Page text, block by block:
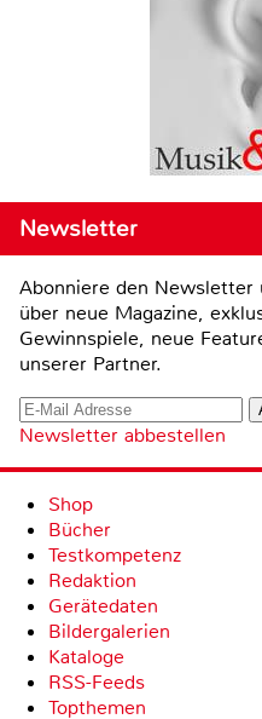
Newsletter
Abonniere den Newsletter
über neue Magazine,
Gewinnspiele, neue
unserer Partner.
Newsletter abbestellen
Shop
Bücher
Testkompetenz
Redaktion
Gerätedaten
Bildergalerien
Kataloge
RSS-Feeds
Topthemen